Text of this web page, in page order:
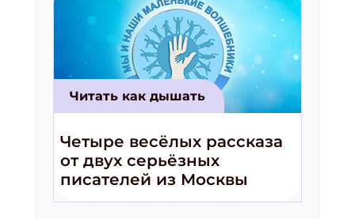
Читать как дышать
Четыре весёлых рассказа
от двух серьёзных
писателей из Москвы